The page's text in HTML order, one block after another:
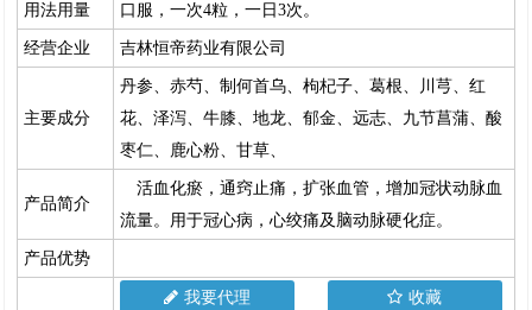
用法用量 口服，一次4粒，一日3次。
经营企业 吉林恒帝药业有限公司
主要成分
丹参、赤芍、制何首乌、枸杞子、葛根、川芎、红
花、泽泻、牛膝、地龙、郁金、远志、九节菖蒲、酸
枣仁、鹿心粉、甘草、
产品简介
活血化瘀，通窍止痛，扩张血管，增加冠状动脉血
流量。用于冠心病，心绞痛及脑动脉硬化症。
产品优势
我要代理 收藏